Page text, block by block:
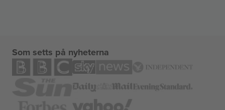
Som setts på nyheterna